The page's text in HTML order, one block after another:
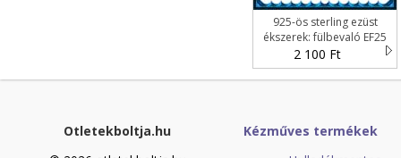
925-ös sterling ezüst
ékszerek: fülbevaló EF25
2 100 Ft
Otletekboltja.hu
Kézműves termékek